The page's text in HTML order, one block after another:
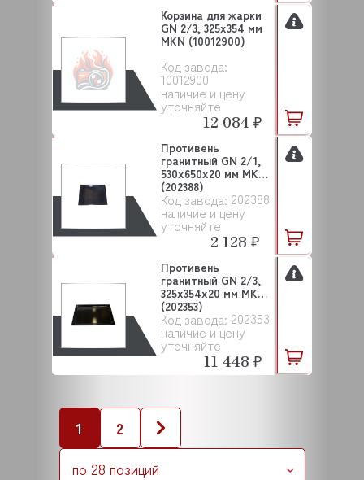
Код завода:
10012900
наличие и цену
уточняйте
Корзина для жарки
GN 2/3, 325x354 мм
MKN (10012900)
12 084 ₽
Код завода: 202388
наличие и цену
уточняйте
Противень
гранитный GN 2/1,
530x650х20 мм MKN
(202388)
2 128 ₽
Код завода: 202353
наличие и цену
уточняйте
Противень
гранитный GN 2/3,
325x354х20 мм MKN
(202353)
11 448 ₽
1
2
по 28 позиций